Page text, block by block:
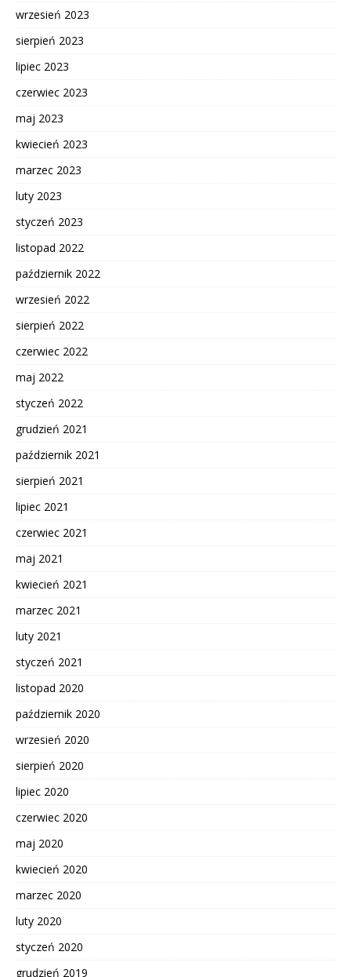
wrzesień 2023
sierpień 2023
lipiec 2023
czerwiec 2023
maj 2023
kwiecień 2023
marzec 2023
luty 2023
styczeń 2023
listopad 2022
październik 2022
wrzesień 2022
sierpień 2022
czerwiec 2022
maj 2022
styczeń 2022
grudzień 2021
październik 2021
sierpień 2021
lipiec 2021
czerwiec 2021
maj 2021
kwiecień 2021
marzec 2021
luty 2021
styczeń 2021
listopad 2020
październik 2020
wrzesień 2020
sierpień 2020
lipiec 2020
czerwiec 2020
maj 2020
kwiecień 2020
marzec 2020
luty 2020
styczeń 2020
grudzień 2019